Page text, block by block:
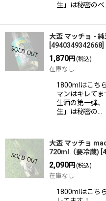
生」は秘密のベ
大盃 マッチョ -
4940349342668
1,870円 (税込)
在庫なし
1800mlはこち
マンはキレて
生酒の第一弾
生」は秘密の…
大盃 マッチョ
720ml（要冷蔵)
2,090円 (税込)
在庫なし
1800mlはこち